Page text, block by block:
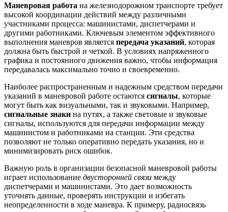
Маневровая работа на железнодорожном транспорте требует
высокой координации действий между различными
участниками процесса: машинистами, диспетчерами и
другими работниками. Ключевым элементом эффективного
выполнения маневров является передача указаний, которая
должна быть быстрой и четкой. В условиях напряженного
графика и постоянного движения важно, чтобы информация
передавалась максимально точно и своевременно.
Наиболее распространенным и надежным средством передачи
указаний в маневровой работе остаются сигналы, которые
могут быть как визуальными, так и звуковыми. Например,
сигнальные знаки на путях, а также световые и звуковые
сигналы, используются для передачи информации между
машинистом и работниками на станции. Эти средства
позволяют не только оперативно передать указания, но и
минимизировать риск ошибок.
Важную роль в организации безопасной маневровой работы
играет использование двусторонней связи между
диспетчерами и машинистами. Это дает возможность
уточнять данные, проверять инструкции и избегать
неопределенности в ходе маневра. К примеру, радиосвязь